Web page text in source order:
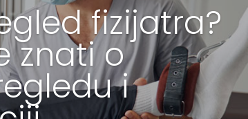
fizijatra?
znati o
i